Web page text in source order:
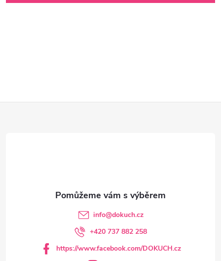
info@dokuch.cz
+420 737 882 258
https://www.facebook.com/DOKUCH.cz